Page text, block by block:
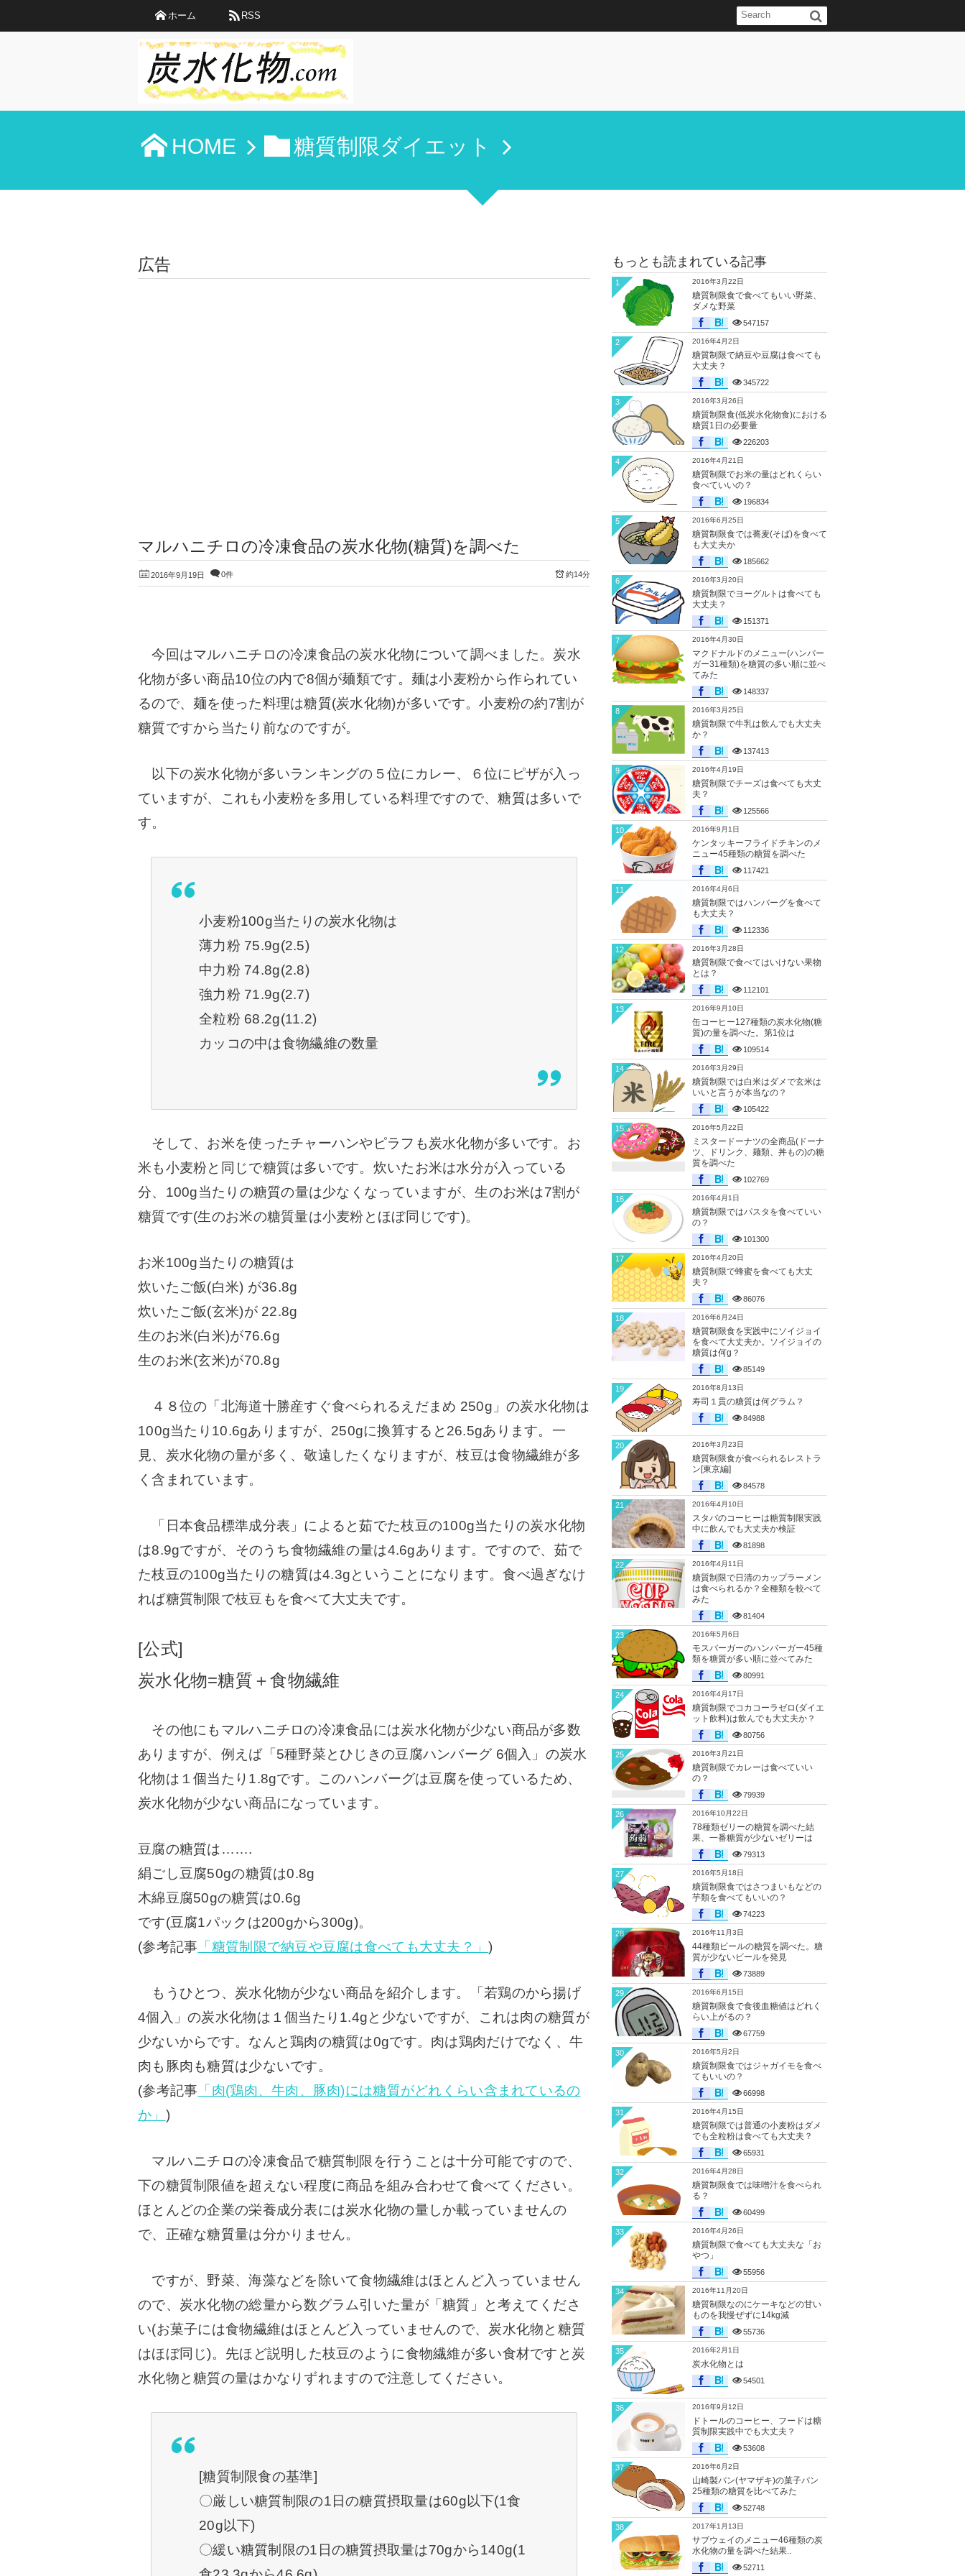
ホーム RSS
HOME 糖質制限ダイエット
広告
マルハニチロの冷凍食品の炭水化物(糖質)を調べた
2016年9月19日 0件 約14分
今回はマルハニチロの冷凍食品の炭水化物について調べました。 炭水
化物が多い商品10位の内で8個が麺類です。 麺は小麦粉から作られてい
るので、麺を使った料理は糖質(炭水化物)が多いです。小麦粉の約7割が
糖質ですから当たり前なのですが。
以下の炭水化物が多いランキングの５位にカレー、６位にピザが入っ
ていますが、これも小麦粉を多用している料理ですので、糖質は多いで
す。
小麦粉100g当たりの炭水化物は
薄力粉 75.9g(2.5)
中力粉 74.8g(2.8)
強力粉 71.9g(2.7)
全粒粉 68.2g(11.2)
カッコの中は食物繊維の数量
そして、お米を使ったチャーハンやピラフも炭水化物が多いです。お
米も小麦粉と同じで糖質は多いです。炊いたお米は水分が入っている
分、100g当たりの糖質の量は少なくなっていますが、生のお米は7割が
糖質です(生のお米の糖質量は小麦粉とほぼ同じです)。
お米100g当たりの糖質は
炊いたご飯(白米) が36.8g
炊いたご飯(玄米)が 22.8g
生のお米(白米)が76.6g
生のお米(玄米)が70.8g
４８位の「北海道十勝産すぐ食べられるえだまめ 250g」の炭水化物は
100g当たり10.6gありますが、250gに換算すると26.5gあります。 一
見、炭水化物の量が多く、敬遠したくなりますが、枝豆は食物繊維が多
く含まれています。
「日本食品標準成分表」によると茹でた枝豆の100g当たりの炭水化物
は8.9gですが、そのうち食物繊維の量は4.6gあります。 ですので、茹で
た枝豆の100g当たりの糖質は4.3gということになります。食べ過ぎなけ
れば糖質制限で枝豆もを食べて大丈夫です。
[公式]
炭水化物=糖質＋食物繊維
その他にもマルハニチロの冷凍食品には炭水化物が少ない商品が多数
ありますが、例えば「5種野菜とひじきの豆腐ハンバーグ 6個入」の炭水
化物は１個当たり1.8gです。 このハンバーグは豆腐を使っているため、
炭水化物が少ない商品になっています。
豆腐の糖質は…….
絹ごし豆腐50gの糖質は0.8g
木綿豆腐50gの糖質は0.6g
です(豆腐1パックは200gから300g)。
(参考記事 「糖質制限で納豆や豆腐は食べても大丈夫？」)
もうひとつ、炭水化物が少ない商品を紹介します。
「若鶏のから揚げ
4個入」の炭水化物は１個当たり1.4gと少ないですが、これは肉の糖質が
少ないからです。なんと鶏肉の糖質は0gです。 肉は鶏肉だけでなく、牛
肉も豚肉も糖質は少ないです。
(参考記事 「肉(鶏肉、牛肉、豚肉)には糖質がどれくらい含まれているの
か」 )
マルハニチロの冷凍食品で糖質制限を行うことは十分可能ですので、
下の糖質制限値を超えない程度に商品を組み合わせて食べてください。
ほとんどの企業の栄養成分表には炭水化物の量しか載っていませんの
で、正確な糖質量は分かりません。
ですが、野菜、海藻などを除いて食物繊維はほとんど入っていません
ので、炭水化物の総量から数グラム引いた量が「糖質」と考えてくださ
い(お菓子には食物繊維はほとんど入っていませんので、炭水化物と糖質
はほぼ同じ)。 先ほど説明した枝豆のように食物繊維が多い食材ですと炭
水化物と糖質の量はかなりずれますので注意してください。
[糖質制限食の基準]
〇厳しい糖質制限の1日の糖質摂取量は60g以下(1食
20g以下)
〇緩い糖質制限の1日の糖質摂取量は70gから140g(1
もっとも読まれている記事
2016年3月22日
糖質制限食で食べてもいい野菜、
ダメな野菜
547157
1
2016年4月2日
糖質制限で納豆や豆腐は食べても
大丈夫？
345722
2
2016年3月26日
糖質制限食(低炭水化物食)における
糖質1日の必要量
226203
3
2016年4月21日
糖質制限でお米の量はどれくらい
食べていいの？
196834
4
2016年6月25日
糖質制限食では蕎麦(そば)を食べて
も大丈夫か
185662
5
2016年3月20日
糖質制限でヨーグルトは食べても
大丈夫？
151371
6
2016年4月30日
マクドナルドのメニュー(ハンバー
ガー31種類)を糖質の多い順に並べ
てみた
148337
7
2016年3月25日
糖質制限で牛乳は飲んでも大丈夫
か？
137413
8
2016年4月19日
糖質制限でチーズは食べても大丈
夫？
125566
9
2016年9月1日
ケンタッキーフライドチキンのメ
ニュー45種類の糖質を調べた
117421
10
2016年4月6日
糖質制限ではハンバーグを食べて
も大丈夫？
112336
11
2016年3月28日
糖質制限で食べてはいけない果物
とは？
112101
12
2016年9月10日
缶コーヒー127種類の炭水化物(糖
質)の量を調べた。第1位は
109514
13
2016年3月29日
糖質制限では白米はダメで玄米は
いいと言うが本当なの？
105422
14
2016年5月22日
ミスタードーナツの全商品(ドーナ
ツ、ドリンク、麺類、丼もの)の糖
質を調べた
102769
15
2016年4月1日
糖質制限ではパスタを食べていい
の？
101300
16
2016年4月20日
糖質制限で蜂蜜を食べても大丈
夫？
86076
17
2016年6月24日
糖質制限食を実践中にソイジョイ
を食べて大丈夫か。ソイジョイの
糖質は何g？
85149
18
2016年8月13日
寿司１貫の糖質は何グラム？
84988
19
2016年3月23日
糖質制限食が食べられるレストラ
ン[東京編]
84578
20
2016年4月10日
スタバのコーヒーは糖質制限実践
中に飲んでも大丈夫か検証
81898
21
2016年4月11日
糖質制限で日清のカップラーメン
は食べられるか？全種類を較べて
みた
81404
22
2016年5月6日
モスバーガーのハンバーガー45種
類を糖質が多い順に並べてみた
80991
23
2016年4月17日
糖質制限でコカコーラゼロ(ダイエ
ット飲料)は飲んでも大丈夫か？
80756
24
2016年3月21日
糖質制限でカレーは食べていい
の？
79939
25
2016年10月22日
78種類ゼリーの糖質を調べた結
果、一番糖質が少ないゼリーは
79313
26
2016年5月18日
糖質制限食ではさつまいもなどの
芋類を食べてもいいの？
74223
27
2016年11月3日
44種類ビールの糖質を調べた。糖
質が少ないビールを発見
73889
28
2016年6月15日
糖質制限食で食後血糖値はどれく
らい上がるの？
67759
29
2016年5月2日
糖質制限食ではジャガイモを食べ
てもいいの？
66998
30
2016年4月15日
糖質制限では普通の小麦粉はダメ
でも全粒粉は食べても大丈夫？
65931
31
2016年4月28日
糖質制限食では味噌汁を食べられ
る？
60499
32
2016年4月26日
糖質制限で食べても大丈夫な「お
やつ」
55956
33
2016年11月20日
糖質制限なのにケーキなどの甘い
ものを我慢ぜずに14kg減
55736
34
2016年2月1日
炭水化物とは
54501
35
2016年9月12日
ドトールのコーヒー、フードは糖
質制限実践中でも大丈夫？
53608
36
2016年6月2日
山崎製パン(ヤマザキ)の菓子パン
25種類の糖質を比べてみた
52748
37
2017年1月13日
サブウェイのメニュー46種類の炭
水化物の量を調べた結果..
52711
38